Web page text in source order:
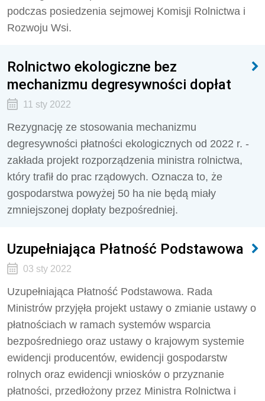
podczas posiedzenia sejmowej Komisji Rolnictwa i
Rozwoju Wsi.
Rolnictwo ekologiczne bez
mechanizmu degresywności dopłat
11 sty 2022
Rezygnację ze stosowania mechanizmu
degresywności płatności ekologicznych od 2022 r. -
zakłada projekt rozporządzenia ministra rolnictwa,
który trafił do prac rządowych. Oznacza to, że
gospodarstwa powyżej 50 ha nie będą miały
zmniejszonej dopłaty bezpośredniej.
Uzupełniająca Płatność Podstawowa
03 sty 2022
Uzupełniająca Płatność Podstawowa. Rada
Ministrów przyjęła projekt ustawy o zmianie ustawy o
płatnościach w ramach systemów wsparcia
bezpośredniego oraz ustawy o krajowym systemie
ewidencji producentów, ewidencji gospodarstw
rolnych oraz ewidencji wniosków o przyznanie
płatności, przedłożony przez Ministra Rolnictwa i